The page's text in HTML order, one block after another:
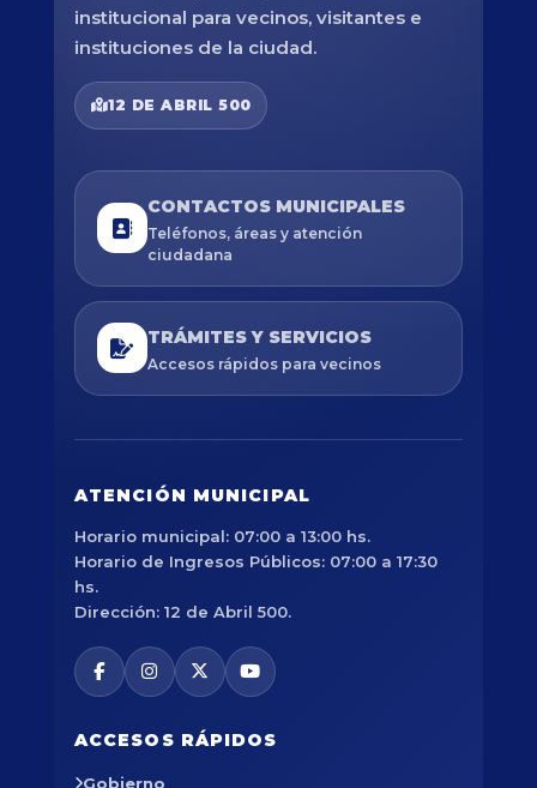
institucional para vecinos, visitantes e
instituciones de la ciudad.
12 DE ABRIL 500
CONTACTOS MUNICIPALES
Teléfonos, áreas y atención
ciudadana
TRÁMITES Y SERVICIOS
Accesos rápidos para vecinos
ATENCIÓN MUNICIPAL
Horario municipal: 07:00 a 13:00 hs.
Horario de Ingresos Públicos: 07:00 a 17:30
hs.
Dirección: 12 de Abril 500.
ACCESOS RÁPIDOS
Gobierno